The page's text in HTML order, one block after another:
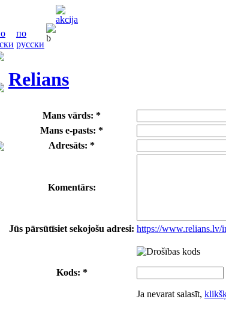
по
русски
Relians
Mans vārds: *
Mans e-pasts: *
Adresāts: *
Komentārs:
Jūs pārsūtīsiet sekojošu adresi: https://www.relians.lv/
Kods: *
Ja nevarat salasīt,